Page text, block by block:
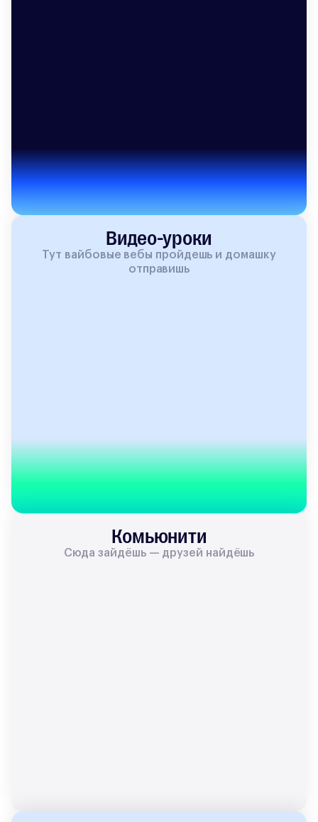
Видео-уроки
Тут вайбовые вебы пройдешь и домашку
отправишь
Комьюнити
Сюда зайдёшь — друзей найдёшь